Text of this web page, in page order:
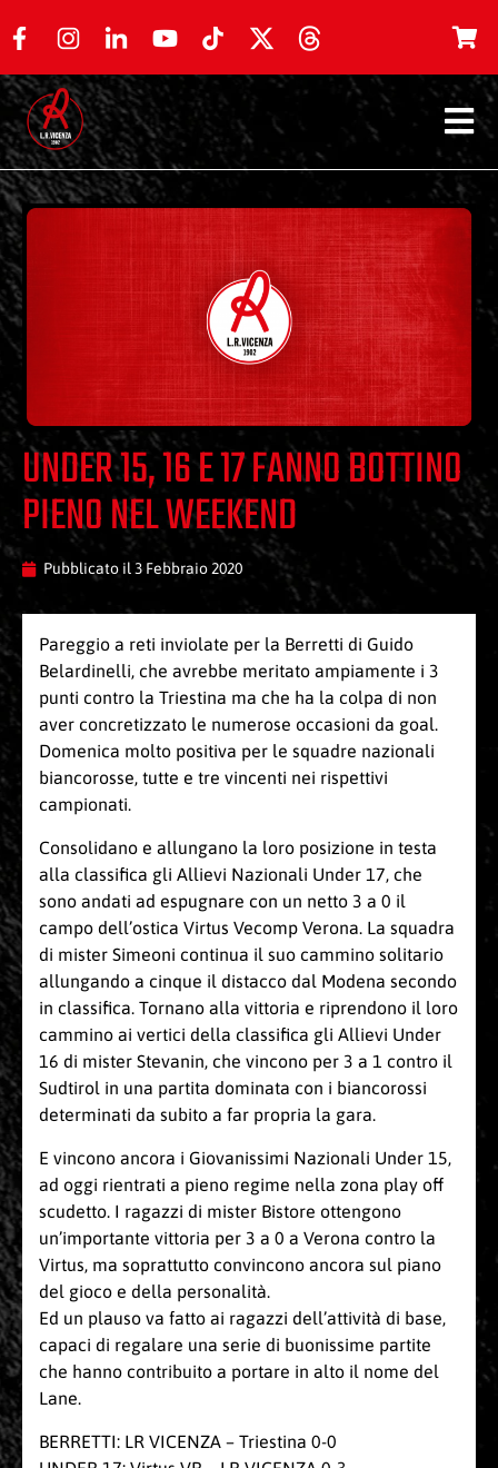
UNDER 15, 16 E 17 FANNO BOTTINO
PIENO NEL WEEKEND
Pubblicato il 3 Febbraio 2020
Pareggio a reti inviolate per la Berretti di Guido
Belardinelli, che avrebbe meritato ampiamente i 3
punti contro la Triestina ma che ha la colpa di non
aver concretizzato le numerose occasioni da goal.
Domenica molto positiva per le squadre nazionali
biancorosse, tutte e tre vincenti nei rispettivi
campionati.
Consolidano e allungano la loro posizione in testa
alla classifica gli Allievi Nazionali Under 17, che
sono andati ad espugnare con un netto 3 a 0 il
campo dell’ostica Virtus Vecomp Verona. La squadra
di mister Simeoni continua il suo cammino solitario
allungando a cinque il distacco dal Modena secondo
in classifica. Tornano alla vittoria e riprendono il loro
cammino ai vertici della classifica gli Allievi Under
16 di mister Stevanin, che vincono per 3 a 1 contro il
Sudtirol in una partita dominata con i biancorossi
determinati da subito a far propria la gara.
E vincono ancora i Giovanissimi Nazionali Under 15,
ad oggi rientrati a pieno regime nella zona play off
scudetto. I ragazzi di mister Bistore ottengono
un’importante vittoria per 3 a 0 a Verona contro la
Virtus, ma soprattutto convincono ancora sul piano
del gioco e della personalità.
Ed un plauso va fatto ai ragazzi dell’attività di base,
capaci di regalare una serie di buonissime partite
che hanno contribuito a portare in alto il nome del
Lane.
BERRETTI: LR VICENZA – Triestina 0-0